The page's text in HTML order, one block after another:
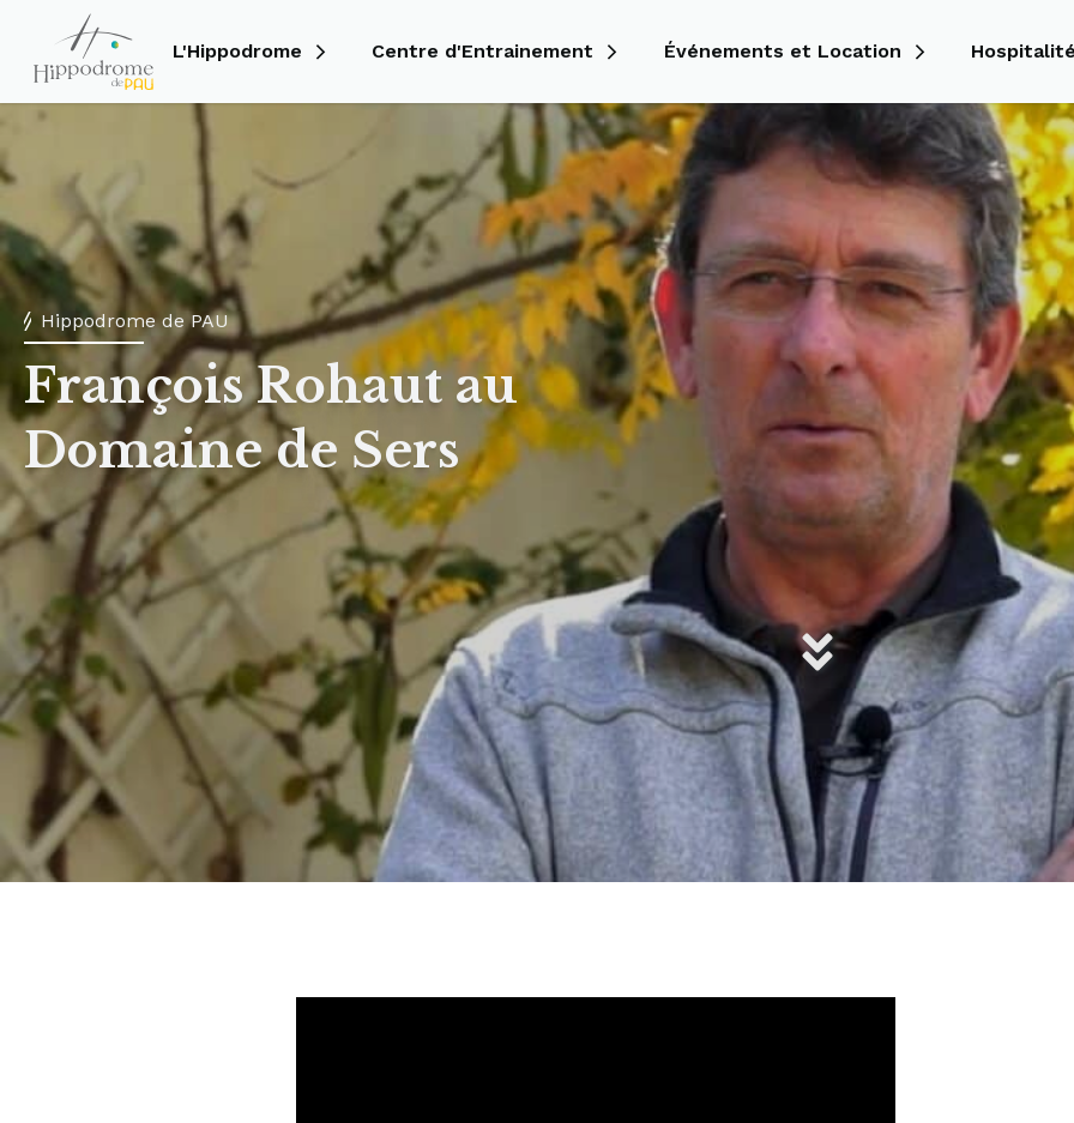
L'Hippodrome Centre d'Entrainement Événements et Location
Hippodrome de PAU
François Rohaut au
Domaine de Sers